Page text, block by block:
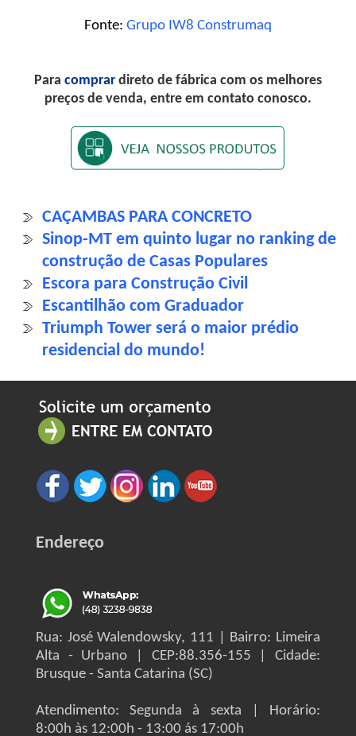
Fonte: Grupo IW8 Construmaq
Para comprar direto de fábrica com os melhores
preços de venda, entre em contato conosco.
CAÇAMBAS PARA CONCRETO
Sinop-MT em quinto lugar no ranking de
construção de Casas Populares
Escora para Construção Civil
Escantilhão com Graduador
Triumph Tower será o maior prédio
residencial do mundo!
Endereço
Rua: José Walendowsky, 111 | Bairro: Limeira
Alta - Urbano | CEP:88.356-155 | Cidade:
Brusque - Santa Catarina (SC)
Atendimento: Segunda à sexta | Horário:
8:00h às 12:00h - 13:00 ás 17:00h